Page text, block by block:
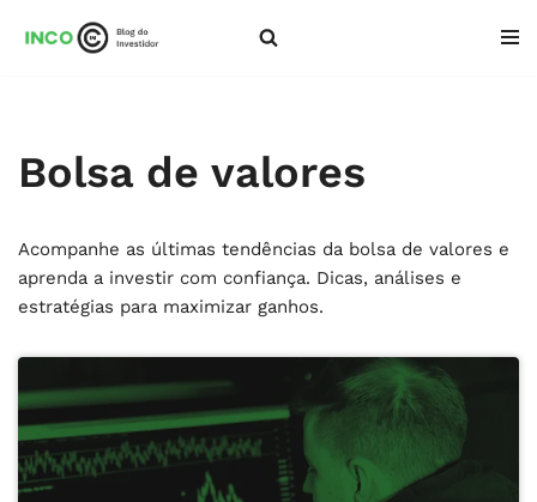
conteúdo
Bolsa de valores
Acompanhe as últimas tendências da bolsa de valores e
aprenda a investir com confiança. Dicas, análises e
estratégias para maximizar ganhos.